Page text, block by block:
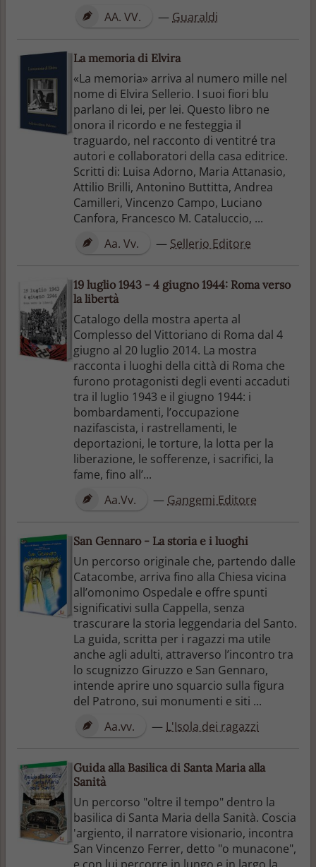
AA. VV.
— Guaraldi
La memoria di Elvira
«La memoria» arriva al numero mille nel
nome di Elvira Sellerio. I suoi fiori blu
parlano di lei, per lei. Questo libro ne
onora il ricordo e ne festeggia il
traguardo, nel racconto di ventitré tra
autori e collaboratori della casa editrice.
Scritti di: Luisa Adorno, Maria Attanasio,
Attilio Brilli, Antonino Buttitta, Andrea
Camilleri, Vincenzo Campo, Luciano
Canfora, Francesco M. Cataluccio, ...
Aa. Vv.
— Sellerio Editore
19 luglio 1943 - 4 giugno 1944: Roma verso
la libertà
Catalogo della mostra aperta al
Complesso del Vittoriano di Roma dal 4
giugno al 20 luglio 2014. La mostra
racconta i luoghi della città di Roma che
furono protagonisti degli eventi accaduti
tra il luglio 1943 e il giugno 1944: i
bombardamenti, l’occupazione
nazifascista, i rastrellamenti, le
deportazioni, le torture, la lotta per la
liberazione, le sofferenze, i sacrifici, la
fame, fino all’...
Aa.Vv.
— Gangemi Editore
San Gennaro - La storia e i luoghi
Un percorso originale che, partendo dalle
Catacombe, arriva fino alla Chiesa vicina
all’omonimo Ospedale e offre spunti
significativi sulla Cappella, senza
trascurare la storia leggendaria del Santo.
La guida, scritta per i ragazzi ma utile
anche agli adulti, attraverso l’incontro tra
lo scugnizzo Giruzzo e San Gennaro,
intende aprire uno squarcio sulla figura
del Patrono, sui monumenti e siti ...
Aa.vv.
— L'Isola dei ragazzi
Guida alla Basilica di Santa Maria alla
Sanità
Un percorso "oltre il tempo" dentro la
basilica di Santa Maria della Sanità. Coscia
'argiento, il narratore visionario, incontra
San Vincenzo Ferrer, detto "o munacone",
e con lui percorre in lungo e in largo la